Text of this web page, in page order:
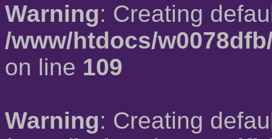
Warning: Creating
/www/htdocs/
on line 109
Warning: Creating